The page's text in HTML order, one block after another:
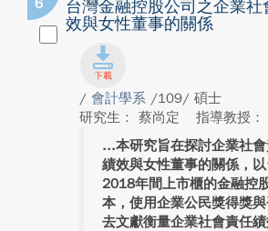
6
台灣金融控股公司之企業
效與女性董事的關係
/ 會計學系 /109/ 碩士
研究生： 蔡尚定
指導教授：
本研究旨在探討企業社
績效與女性董事的關係，
2018年間上市櫃的金融控
本，使用企業公民獎得獎
去文獻衡量企業社會責任